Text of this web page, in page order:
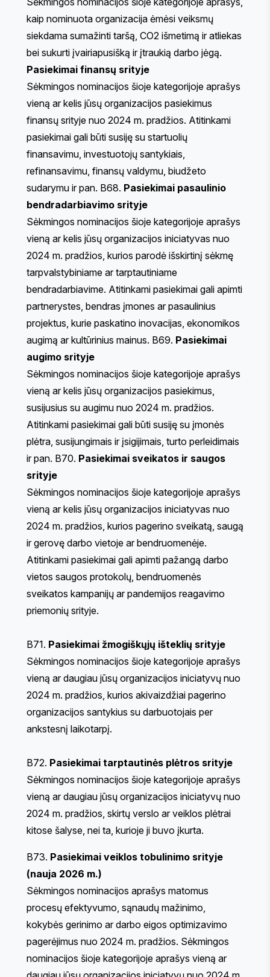
kaip nominuota organizacija ėmėsi veiksmų
siekdama sumažinti taršą, CO2 išmetimą ir atliekas
bei sukurti įvairiapusišką ir įtraukią darbo jėgą.
Pasiekimai finansų srityje
Sėkmingos nominacijos šioje kategorijoje aprašys
vieną ar kelis jūsų organizacijos pasiekimus
finansų srityje nuo 2024 m. pradžios. Atitinkami
pasiekimai gali būti susiję su startuolių
finansavimu, investuotojų santykiais,
refinansavimu, finansų valdymu, biudžeto
sudarymu ir pan. B68. Pasiekimai pasaulinio
bendradarbiavimo srityje
Sėkmingos nominacijos šioje kategorijoje aprašys
vieną ar kelis jūsų organizacijos iniciatyvas nuo
2024 m. pradžios, kurios parodė išskirtinį sėkmę
tarpvalstybiniame ar tarptautiniame
bendradarbiavime. Atitinkami pasiekimai gali apimti
partnerystes, bendras įmones ar pasaulinius
projektus, kurie paskatino inovacijas, ekonomikos
augimą ar kultūrinius mainus. B69. Pasiekimai
augimo srityje
Sėkmingos nominacijos šioje kategorijoje aprašys
vieną ar kelis jūsų organizacijos pasiekimus,
susijusius su augimu nuo 2024 m. pradžios.
Atitinkami pasiekimai gali būti susiję su įmonės
plėtra, susijungimais ir įsigijimais, turto perleidimais
ir pan. B70. Pasiekimai sveikatos ir saugos
srityje
Sėkmingos nominacijos šioje kategorijoje aprašys
vieną ar kelis jūsų organizacijos iniciatyvas nuo
2024 m. pradžios, kurios pagerino sveikatą, saugą
ir gerovę darbo vietoje ar bendruomenėje.
Atitinkami pasiekimai gali apimti pažangą darbo
vietos saugos protokolų, bendruomenės
sveikatos kampanijų ar pandemijos reagavimo
priemonių srityje.
B71. Pasiekimai žmogiškųjų išteklių srityje
Sėkmingos nominacijos šioje kategorijoje aprašys
vieną ar daugiau jūsų organizacijos iniciatyvų nuo
2024 m. pradžios, kurios akivaizdžiai pagerino
organizacijos santykius su darbuotojais per
ankstesnį laikotarpį.
B72. Pasiekimai tarptautinės plėtros srityje
Sėkmingos nominacijos šioje kategorijoje aprašys
vieną ar daugiau jūsų organizacijos iniciatyvų nuo
2024 m. pradžios, skirtų verslo ar veiklos plėtrai
kitose šalyse, nei ta, kurioje ji buvo įkurta.
B73. Pasiekimai veiklos tobulinimo srityje
(nauja 2026 m.)
Sėkmingos nominacijos aprašys matomus
procesų efektyvumo, sąnaudų mažinimo,
kokybės gerinimo ar darbo eigos optimizavimo
pagerėjimus nuo 2024 m. pradžios. Sėkmingos
nominacijos šioje kategorijoje aprašys vieną ar